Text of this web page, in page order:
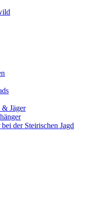
& Jäger
der Steirischen Jagd